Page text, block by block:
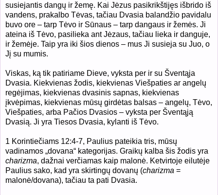
susiejantis dangų ir žemę. Kai Jėzus pasikrikštijęs išbrido iš
vandens, prakalbo Tėvas, tačiau Dvasia balandžio pavidalu
buvo ore – tarp Tėvo ir Sūnaus – tarp dangaus ir žemės. Ji
ateina iš Tėvo, pasilieka ant Jėzaus, tačiau lieka ir danguje,
ir žemėje. Taip yra iki šios dienos – mus Ji susieja su Juo, o
Jį su mumis.
Viskas, ką tik patiriame Dieve, vyksta per ir su Šventąja
Dvasia. Kiekvienas žodis, kiekvienas Viešpaties ar angelų
regėjimas, kiekvienas dvasinis sapnas, kiekvienas
įkvėpimas, kiekvienas mūsų girdėtas balsas – angelų, Tėvo,
Viešpaties, arba Pačios Dvasios – vyksta per Šventąją
Dvasią. Ji yra Tiesos Dvasia, kylanti iš Tėvo.
1 Korintiečiams 12:4-7, Paulius pateikia tris, mūsų
vadinamos „dovana“ kategorijas. Graikų kalba šis žodis yra
charizma, dažnai verčiamas kaip malonė. Ketvirtoje eilutėje
Paulius sako, kad yra skirtingų dovanų (charizma =
malonė/dovana), tačiau ta pati Dvasia.